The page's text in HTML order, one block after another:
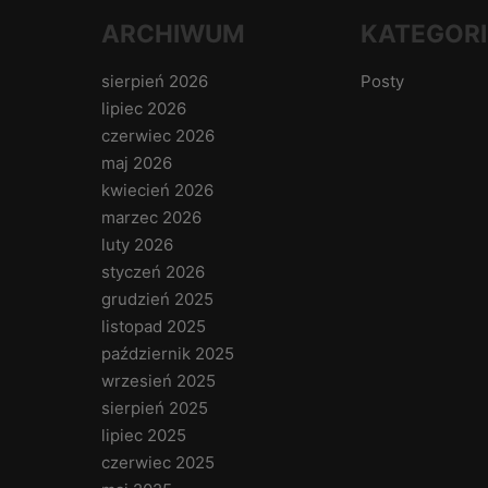
ARCHIWUM
sierpień 2026
lipiec 2026
czerwiec 2026
maj 2026
kwiecień 2026
marzec 2026
luty 2026
styczeń 2026
grudzień 2025
listopad 2025
październik 2025
wrzesień 2025
sierpień 2025
lipiec 2025
czerwiec 2025
Posty